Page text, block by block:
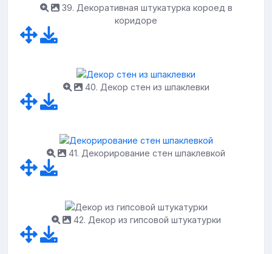
39. Декоративная штукатурка короед в
коридоре
40. Декор стен из шпаклевки
41. Декорирование стен шпаклевкой
42. Декор из гипсовой штукатурки